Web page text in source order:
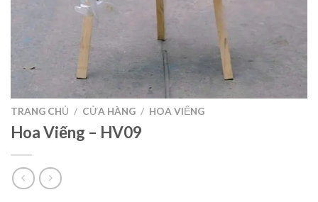
TRANG CHỦ / CỬA HÀNG / HOA VIẾNG
Hoa Viếng – HV09